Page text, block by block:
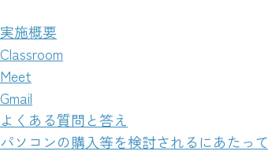
実施概要
Classroom
Meet
Gmail
よくある質問と答え
パソコンの購入等を検討されるにあたって